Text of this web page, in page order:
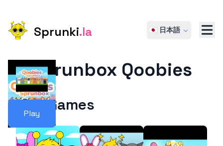
Sprunki.la 🇯🇵 日本語
Play
Sprunbox Qoobies
More Games